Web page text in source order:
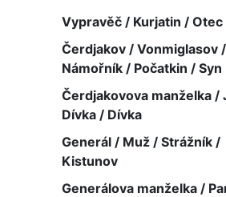
Vypravěč / Kurjatin / Otec
Čerdjakov / Vonmiglasov /
Námořník / Počatkin / Syn
Čerdjakovova manželka /
Dívka / Dívka
Generál / Muž / Strážník /
Kistunov
Generálova manželka /